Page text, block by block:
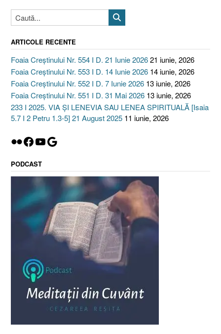
ARTICOLE RECENTE
Foaia Creștinului Nr. 554 I D. 21 Iunie 202621 iunie, 2026
Foaia Creștinului Nr. 553 I D. 14 Iunie 2026 14 iunie, 2026
Foaia Creștinului Nr. 552 I D. 7 Iunie 2026 13 iunie, 2026
Foaia Creștinului Nr. 551 I D. 31 Mai 2026 13 iunie, 2026
233 I 2025. VIA ȘI LENEVIA SAU LENEA SPIRITUALĂ [Isaia
5.7 I 2 Petru 1.3-5] 21 August 2025 11 iunie, 2026
Flickr
Facebook
YouTube
Google
PODCAST